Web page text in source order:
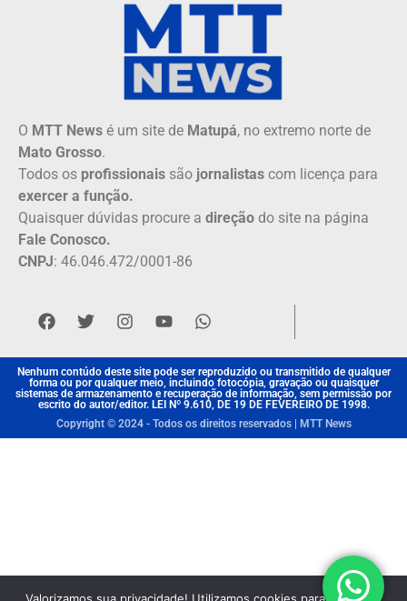
O MTT News é um site de Matupá, no extremo norte de
Mato Grosso.
Todos os profissionais são jornalistas com licença para
exercer a função.
Quaisquer dúvidas procure a direção do site na página
Fale Conosco.
CNPJ: 46.046.472/0001-86
Nenhum contúdo deste site pode ser reproduzido ou transmitido de qualquer
forma ou por qualquer meio, incluindo fotocópia, gravação ou quaisquer
sistemas de armazenamento e recuperação de informação, sem permissão por
escrito do autor/editor. LEI Nº 9.610, DE 19 DE FEVEREIRO DE 1998.
Copyright © 2024 - Todos os direitos reservados | MTT News